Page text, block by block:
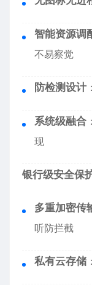
智能资源调
不易察觉
防检测设计
系统级融合
现
银行级安全保
多重加密传
听防拦截
私有云存储